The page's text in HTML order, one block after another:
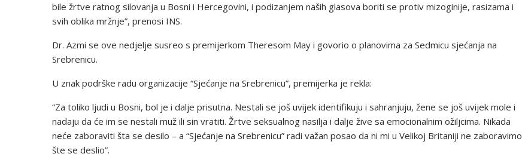
bile žrtve ratnog silovanja u Bosni i Hercegovini, i podizanjem naših glasova boriti se protiv mizoginije, rasizama i
svih oblika mržnje”, prenosi INS.
Dr. Azmi se ove nedjelje susreo s premijerkom Theresom May i govorio o planovima za Sedmicu sjećanja na
Srebrenicu.
U znak podrške radu organizacije “Sjećanje na Srebrenicu”, premijerka je rekla:
“Za toliko ljudi u Bosni, bol je i dalje prisutna. Nestali se još uvijek identifikuju i sahranjuju, žene se još uvijek mole i
nadaju da će im se nestali muž ili sin vratiti. Žrtve seksualnog nasilja i dalje žive sa emocionalnim ožiljcima. Nikada
neće zaboraviti šta se desilo – a “Sjećanje na Srebrenicu” radi važan posao da ni mi u Velikoj Britaniji ne zaboravimo
šte se deslio”.